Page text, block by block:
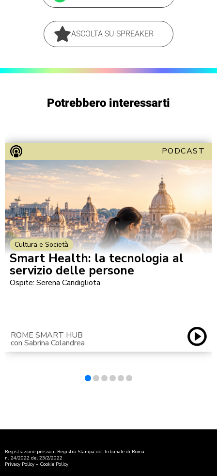
ASCOLTA SU SPREAKER
Potrebbero interessarti
PODCAST
Cultura e Società
Smart Health: la tecnologia al
servizio delle persone
Ospite: Serena Candigliota
ROME SMART HUB
con Sabrina Colandrea
Registrazione presso il Registro Stampa del Tribunale di Roma
n. 24/2022 del 23/2/2022
Privacy Policy – Cookie Policy